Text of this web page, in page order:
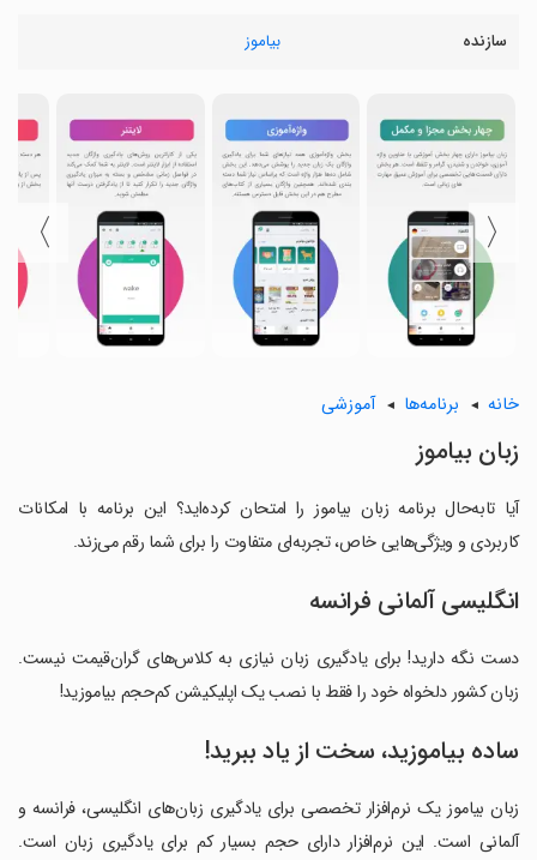
سازنده بیاموز
〈
〉
خانه برنامه‌ها آموزشی
زبان بیاموز
آیا تابه‌حال برنامه زبان بیاموز را امتحان کرده‌اید؟ این برنامه با امکانات
کاربردی و ویژگی‌هایی خاص، تجربه‌ای متفاوت را برای شما رقم می‌زند.
انگلیسی آلمانی فرانسه
دست نگه دارید! برای یادگیری زبان نیازی به کلاس‌های گران‌قیمت نیست.
زبان کشور دلخواه خود را فقط با نصب یک اپلیکیشن کم‌حجم بیاموزید!
ساده بیاموزید، سخت از یاد ببرید!
زبان بیاموز یک نرم‌افزار تخصصی برای یادگیری زبان‌های انگلیسی، فرانسه و
آلمانی است. این نرم‌افزار دارای حجم بسیار کم برای یادگیری زبان است.